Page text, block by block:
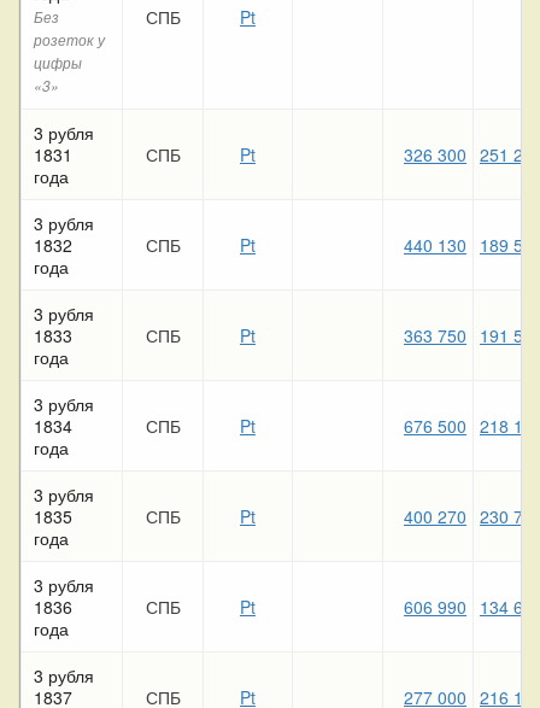
Без
розеток у
цифры
«3»
СПБ Pt
3 рубля
1831
года
СПБ Pt 326 300 251
3 рубля
1832
года
СПБ Pt 440 130 189
3 рубля
1833
года
СПБ Pt 363 750 191
3 рубля
1834
года
СПБ Pt 676 500 218
3 рубля
1835
года
СПБ Pt 400 270 230
3 рубля
1836
года
СПБ Pt 606 990 134
3 рубля
1837
СПБ Pt 277 000 216